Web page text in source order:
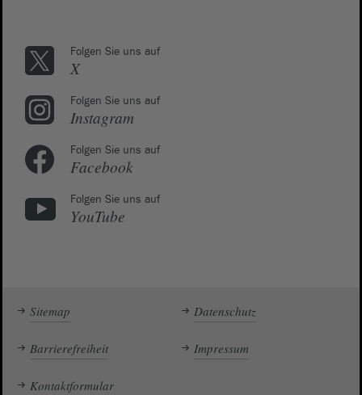
Folgen Sie uns auf
X
Folgen Sie uns auf
Instagram
Folgen Sie uns auf
Facebook
Folgen Sie uns auf
YouTube
Sitemap Datenschutz
Barrierefreiheit Impressum
Kontaktformular